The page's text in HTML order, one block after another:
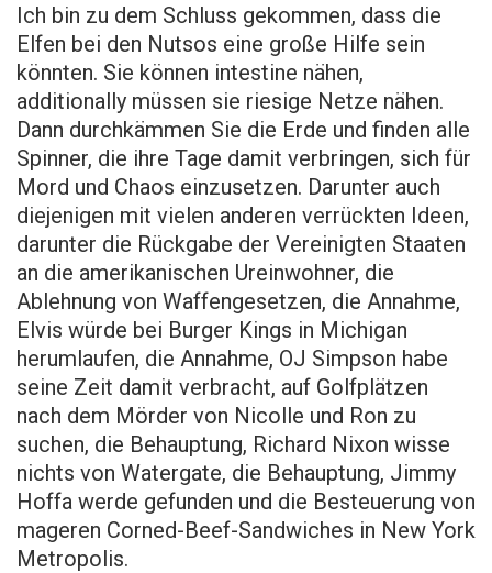
Ich bin zu dem Schluss gekommen, dass die
Elfen bei den Nutsos eine große Hilfe sein
könnten. Sie können intestine nähen,
additionally müssen sie riesige Netze nähen.
Dann durchkämmen Sie die Erde und finden alle
Spinner, die ihre Tage damit verbringen, sich für
Mord und Chaos einzusetzen. Darunter auch
diejenigen mit vielen anderen verrückten Ideen,
darunter die Rückgabe der Vereinigten Staaten
an die amerikanischen Ureinwohner, die
Ablehnung von Waffengesetzen, die Annahme,
Elvis würde bei Burger Kings in Michigan
herumlaufen, die Annahme, OJ Simpson habe
seine Zeit damit verbracht, auf Golfplätzen
nach dem Mörder von Nicolle und Ron zu
suchen, die Behauptung, Richard Nixon wisse
nichts von Watergate, die Behauptung, Jimmy
Hoffa werde gefunden und die Besteuerung von
mageren Corned-Beef-Sandwiches in New York
Metropolis.